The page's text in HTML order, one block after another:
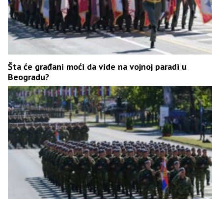
Šta će građani moći da vide na vojnoj paradi u
Beogradu?